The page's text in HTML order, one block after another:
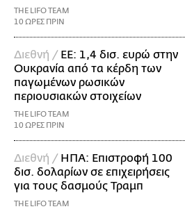
THE LIFO TEAM
10 ΩΡΕΣ ΠΡΙΝ
Διεθνή / ΕΕ: 1,4 δισ. ευρώ στην
Ουκρανία από τα κέρδη των
παγωμένων ρωσικών
περιουσιακών στοιχείων
THE LIFO TEAM
10 ΩΡΕΣ ΠΡΙΝ
Διεθνή / ΗΠΑ: Επιστροφή 100
δισ. δολαρίων σε επιχειρήσεις
για τους δασμούς Τραμπ
THE LIFO TEAM